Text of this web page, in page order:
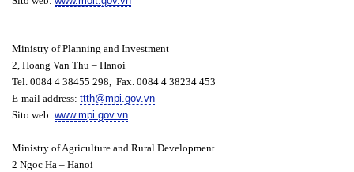
Ministry of Planning and Investment
2, Hoang Van Thu – Hanoi
Tel. 0084 4 38455 298, Fax. 0084 4 38234 453
E-mail address: ttth@mpi.gov.vn
Sito web: www.mpi.gov.vn
Ministry of Agriculture and Rural Development
2 Ngoc Ha – Hanoi